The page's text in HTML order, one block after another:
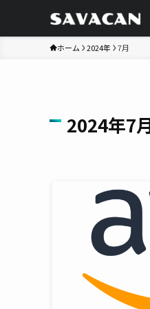
ホーム 2024年 7月
2024年7